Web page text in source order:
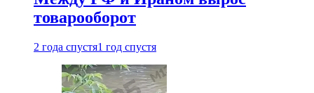
товарооборот
2 года спустя1 год спустя